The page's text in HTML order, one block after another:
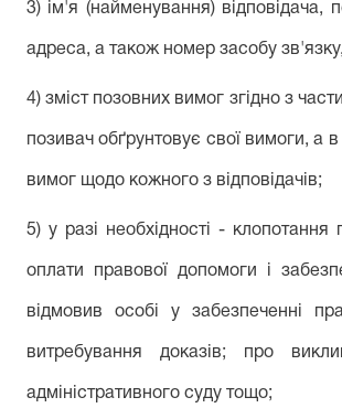
3) ім'я (найменування)
адреса, а також номер засобу
4) зміст позовних вимог згідно з
позивач обґрунтовує свої вимоги, а
вимог щодо кожного з відповідачів;
5) у разі необхідності -
оплати правової допомоги і
відмовив особі у забезпеченні
витребування доказів; про
адміністративного суду тощо;